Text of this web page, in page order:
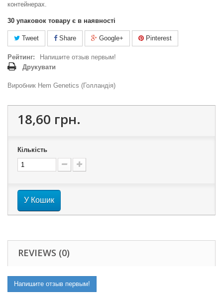
контейнерах.
30 упаковок товару є в наявності
Tweet Share Google+ Pinterest
Рейтинг:
Напишите отзыв первым!
Друкувати
Виробник Hem Genetics (Голландія)
18,60 грн.
Кількість
У Кошик
REVIEWS (0)
Напишите отзыв первым!